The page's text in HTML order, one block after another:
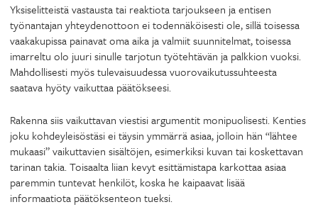
Yksiselitteistä vastausta tai reaktiota tarjoukseen ja entisen
työnantajan yhteydenottoon ei todennäköisesti ole, sillä toisessa
vaakakupissa painavat oma aika ja valmiit suunnitelmat, toisessa
imarreltu olo juuri sinulle tarjotun työtehtävän ja palkkion vuoksi.
Mahdollisesti myös tulevaisuudessa vuorovaikutussuhteesta
saatava hyöty vaikuttaa päätökseesi.
Rakenna siis vaikuttavan viestisi argumentit monipuolisesti. Kenties
joku kohdeyleisöstäsi ei täysin ymmärrä asiaa, jolloin hän “lähtee
mukaasi” vaikuttavien sisältöjen, esimerkiksi kuvan tai koskettavan
tarinan takia. Toisaalta liian kevyt esittämistapa karkottaa asiaa
paremmin tuntevat henkilöt, koska he kaipaavat lisää
informaatiota päätöksenteon tueksi.